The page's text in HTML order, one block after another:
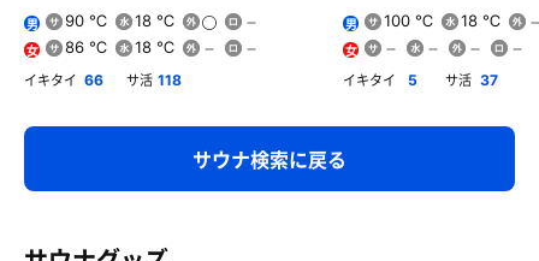
男 90 ℃ 18 ℃
女 86 ℃ 18 ℃
イキタイ 66 サ活 118
男 100 ℃ 18 ℃
女
イキタイ 5 サ活 37
サウナ検索に戻る